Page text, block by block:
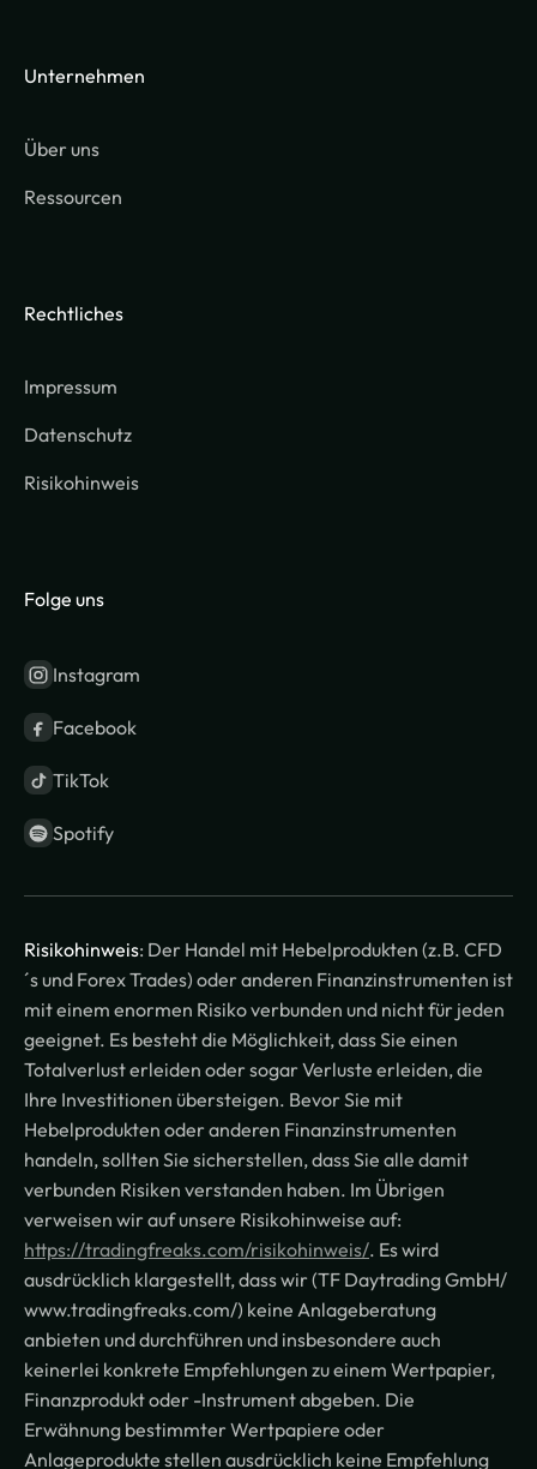
Unternehmen
Über uns
Ressourcen
Rechtliches
Impressum
Datenschutz
Risikohinweis
Folge uns
Instagram
Facebook
TikTok
Spotify
Risikohinweis: Der Handel mit Hebelprodukten (z.B. CFD
´s und Forex Trades) oder anderen Finanzinstrumenten ist
mit einem enormen Risiko verbunden und nicht für jeden
geeignet. Es besteht die Möglichkeit, dass Sie einen
Totalverlust erleiden oder sogar Verluste erleiden, die
Ihre Investitionen übersteigen. Bevor Sie mit
Hebelprodukten oder anderen Finanzinstrumenten
handeln, sollten Sie sicherstellen, dass Sie alle damit
verbunden Risiken verstanden haben. Im Übrigen
verweisen wir auf unsere Risikohinweise auf:
https://tradingfreaks.com/risikohinweis/. Es wird
ausdrücklich klargestellt, dass wir (TF Daytrading GmbH/
www.tradingfreaks.com/) keine Anlageberatung
anbieten und durchführen und insbesondere auch
keinerlei konkrete Empfehlungen zu einem Wertpapier,
Finanzprodukt oder -Instrument abgeben. Die
Erwähnung bestimmter Wertpapiere oder
Anlageprodukte stellen ausdrücklich keine Empfehlung